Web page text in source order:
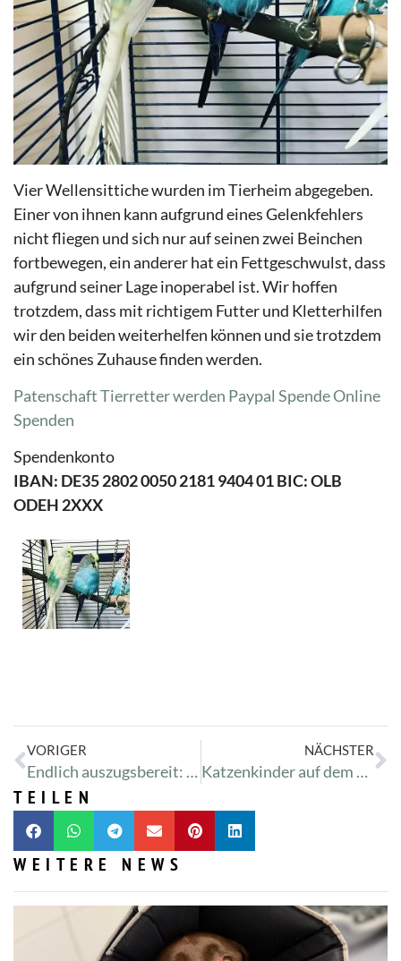
Vier Wellensittiche wurden im Tierheim abgegeben.
Einer von ihnen kann aufgrund eines Gelenkfehlers
nicht fliegen und sich nur auf seinen zwei Beinchen
fortbewegen, ein anderer hat ein Fettgeschwulst, dass
aufgrund seiner Lage inoperabel ist. Wir hoffen
trotzdem, dass mit richtigem Futter und Kletterhilfen
wir den beiden weiterhelfen können und sie trotzdem
ein schönes Zuhause finden werden.
Patenschaft Tierretter werden Paypal SpendeOnline
Spenden
Spendenkonto
IBAN: DE35 2802 0050 2181 9404 01 BIC: OLB
ODEH 2XXX
VORIGER
Endlich auszugsbereit: Kalle
NÄCHSTER
Katzenkinder auf dem Weg der Besserung
TEILEN
WEITERE NEWS